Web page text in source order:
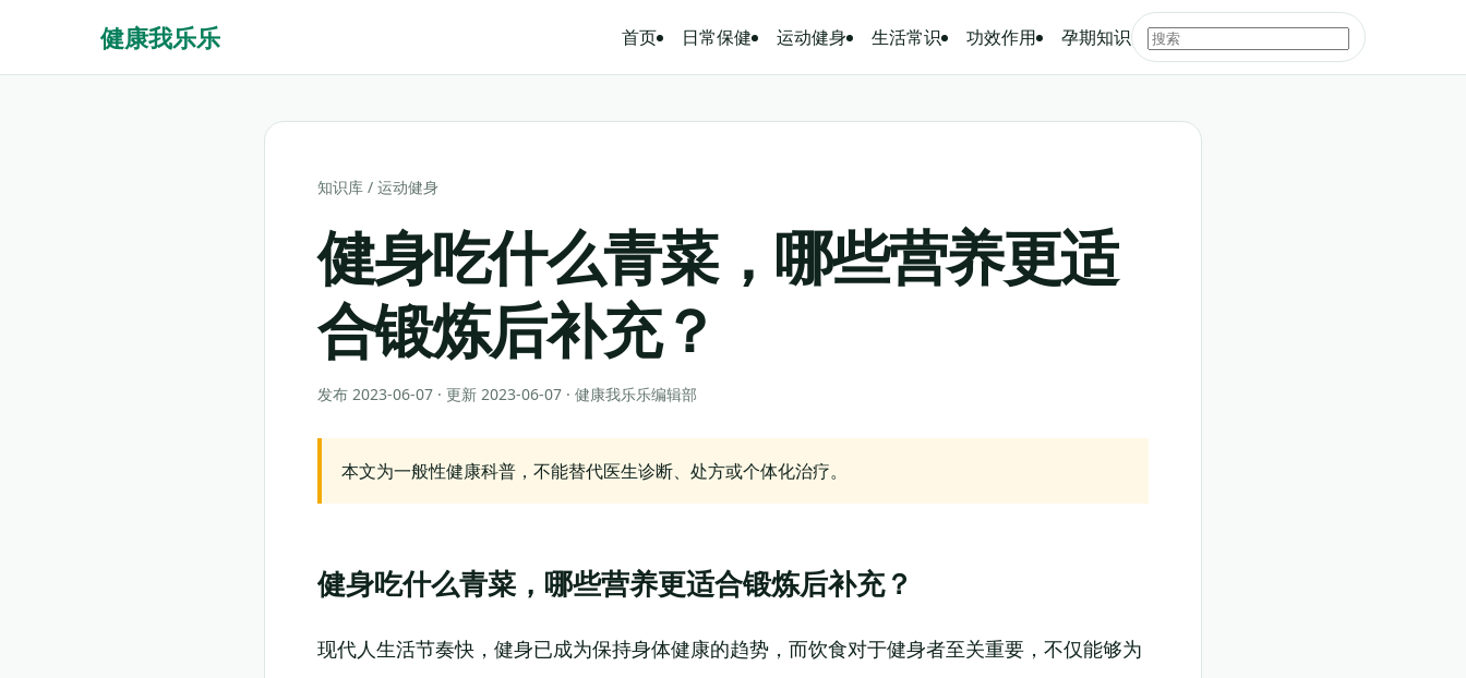
健康我乐乐 首页 日常保健 运动健身 生活常识 功效作用 孕期知识
知识库 / 运动健身
健身吃什么青菜，哪些营养更适
合锻炼后补充？
发布 2023-06-07 · 更新 2023-06-07 · 健康我乐乐编辑部
本文为一般性健康科普，不能替代医生诊断、处方或个体化治疗。
健身吃什么青菜，哪些营养更适合锻炼后补充？
现代人生活节奏快，健身已成为保持身体健康的趋势，而饮食对于健身者至关重要，不仅能够为